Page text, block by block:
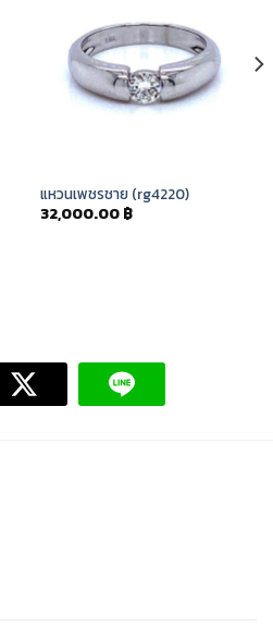
แหวนเพชรชาย (rg4220)
32,000.00 ฿